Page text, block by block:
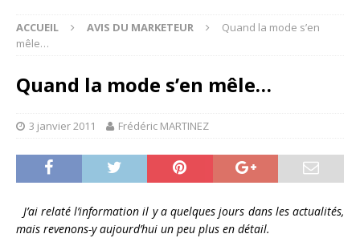
ACCUEIL AVIS DU MARKETEUR
Quand la mode s’en
mêle…
Quand la mode s’en mêle…
3 janvier 2011 Frédéric MARTINEZ
J’ai relaté l’information il y a quelques jours dans les actualités,
mais revenons-y aujourd’hui un peu plus en détail.